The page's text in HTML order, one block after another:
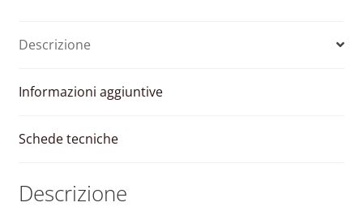
Descrizione
Informazioni aggiuntive
Schede tecniche
Descrizione